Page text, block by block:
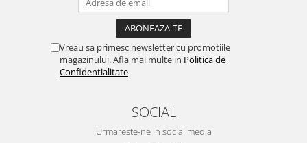
Vreau sa primesc newsletter cu promotiile
magazinului. Afla mai multe in Politica de
Confidentialitate
SOCIAL
Urmareste-ne in social media